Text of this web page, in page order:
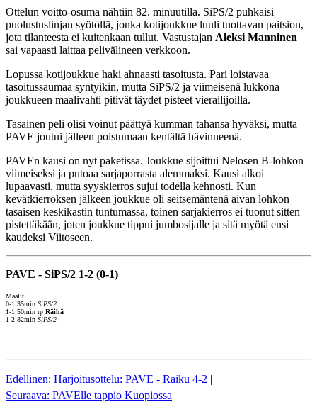
Ottelun voitto-osuma nähtiin 82. minuutilla. SiPS/2 puhkaisi
puolustuslinjan syötöllä, jonka kotijoukkue luuli tuottavan paitsion,
jota tilanteesta ei kuitenkaan tullut. Vastustajan Aleksi Manninen
sai vapaasti laittaa pelivälineen verkkoon.
Lopussa kotijoukkue haki ahnaasti tasoitusta. Pari loistavaa
tasoitussaumaa syntyikin, mutta SiPS/2 ja viimeisenä lukkona
joukkueen maalivahti pitivät täydet pisteet vierailijoilla.
Tasainen peli olisi voinut päättyä kumman tahansa hyväksi, mutta
PAVE joutui jälleen poistumaan kentältä hävinneenä.
PAVEn kausi on nyt paketissa. Joukkue sijoittui Nelosen B-lohkon
viimeiseksi ja putoaa sarjaporrasta alemmaksi. Kausi alkoi
lupaavasti, mutta syyskierros sujui todella kehnosti. Kun
kevätkierroksen jälkeen joukkue oli seitsemäntenä aivan lohkon
tasaisen keskikastin tuntumassa, toinen sarjakierros ei tuonut sitten
pistettäkään, joten joukkue tippui jumbosijalle ja sitä myötä ensi
kaudeksi Viitoseen.
PAVE - SiPS/2 1-2 (0-1)
Maalit:
0-1 35min SiPS/2
1-1 50min rp Räihä
1-2 82min SiPS/2
Edellinen: Harjoitusottelu: PAVE - Raiku 4-2 |
Seuraava: PAVElle tappio Kuopiossa